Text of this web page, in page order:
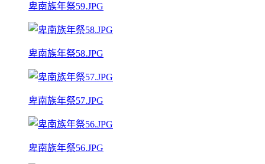
卑南族年祭59.JPG
卑南族年祭58.JPG
卑南族年祭57.JPG
卑南族年祭56.JPG